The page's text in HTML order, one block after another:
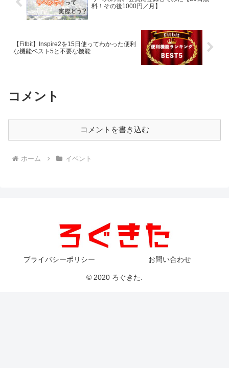
料！その後1000円／月】
【Fitbit】Inspire2を15日使ってわかった便利
な機能ベスト5と不要な機能
コメント
コメントを書き込む
ホーム イベント
プライバシーポリシー お問い合わせ
© 2020 ろぐきた.